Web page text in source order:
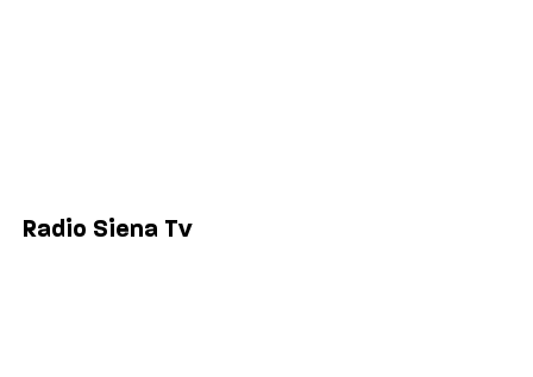
Radio Siena Tv